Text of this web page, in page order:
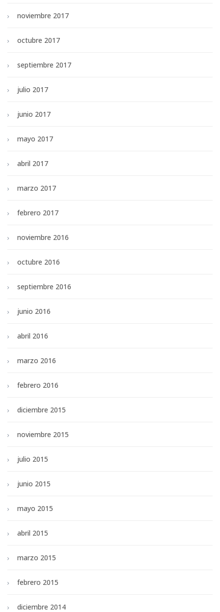
noviembre 2017
octubre 2017
septiembre 2017
julio 2017
junio 2017
mayo 2017
abril 2017
marzo 2017
febrero 2017
noviembre 2016
octubre 2016
septiembre 2016
junio 2016
abril 2016
marzo 2016
febrero 2016
diciembre 2015
noviembre 2015
julio 2015
junio 2015
mayo 2015
abril 2015
marzo 2015
febrero 2015
diciembre 2014